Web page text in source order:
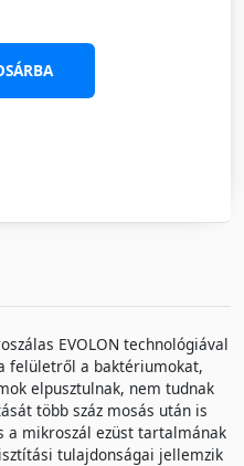
EVOLON technológiával
felületről a baktériumokat,
elpusztulnak, nem tudnak
több száz mosás után is
a mikroszál ezüst tartalmának
tulajdonságai jellemzik